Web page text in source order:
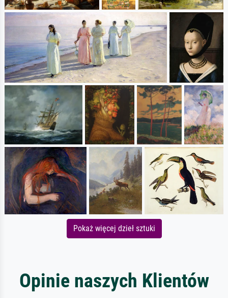
Pokaż więcej dzieł sztuki
Opinie naszych Klientów